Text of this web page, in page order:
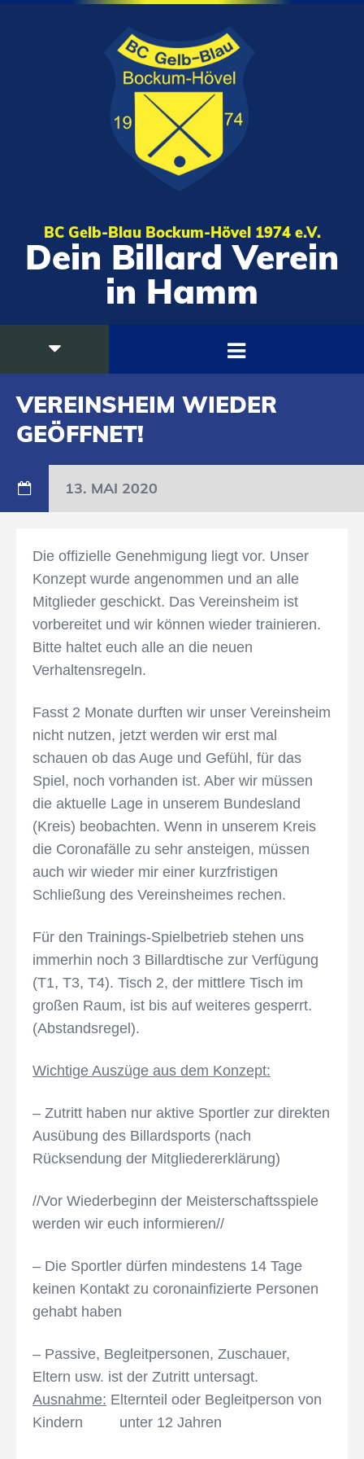
BC Gelb-Blau Bockum-Hövel 1974 e.V.
Dein Billard Verein
in Hamm
VEREINSHEIM WIEDER
GEÖFFNET!
13. MAI 2020
Die offizielle Genehmigung liegt vor. Unser
Konzept wurde angenommen und an alle
Mitglieder geschickt. Das Vereinsheim ist
vorbereitet und wir können wieder trainieren.
Bitte haltet euch alle an die neuen
Verhaltensregeln.
Fasst 2 Monate durften wir unser Vereinsheim
nicht nutzen, jetzt werden wir erst mal
schauen ob das Auge und Gefühl, für das
Spiel, noch vorhanden ist. Aber wir müssen
die aktuelle Lage in unserem Bundesland
(Kreis) beobachten. Wenn in unserem Kreis
die Coronafälle zu sehr ansteigen, müssen
auch wir wieder mir einer kurzfristigen
Schließung des Vereinsheimes rechen.
Für den Trainings-Spielbetrieb stehen uns
immerhin noch 3 Billardtische zur Verfügung
(T1, T3, T4). Tisch 2, der mittlere Tisch im
großen Raum, ist bis auf weiteres gesperrt.
(Abstandsregel).
Wichtige Auszüge aus dem Konzept:
– Zutritt haben nur aktive Sportler zur direkten
Ausübung des Billardsports (nach
Rücksendung der Mitgliedererklärung)
//Vor Wiederbeginn der Meisterschaftsspiele
werden wir euch informieren//
– Die Sportler dürfen mindestens 14 Tage
keinen Kontakt zu coronainfizierte Personen
gehabt haben
– Passive, Begleitpersonen, Zuschauer,
Eltern usw. ist der Zutritt untersagt.
Ausnahme: Elternteil oder Begleitperson von
Kindern unter 12 Jahren